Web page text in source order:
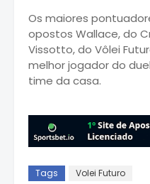
Os maiores
opostos Wallace, do
Vissotto, do Vôlei
melhor jogador do
time da casa.
Tags Volei Futuro